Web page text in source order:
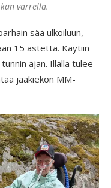
varrella.
sää ulkoiluun,
15 astetta. Käytiin
ajan. Illalla tulee
jääkiekon MM-